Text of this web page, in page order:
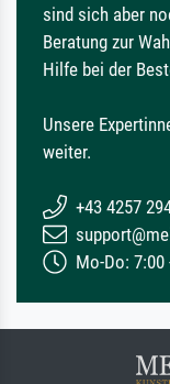
sind sich aber
Beratung zur
Hilfe bei der
Unsere
weiter.
+43 4257
Mo-Do: 7:00